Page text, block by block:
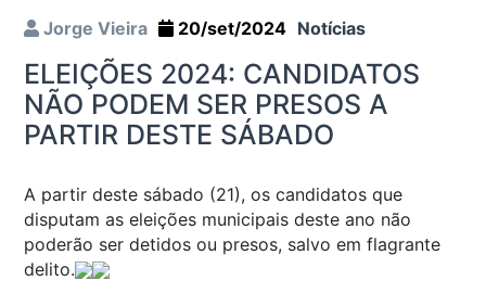
Jorge Vieira 20/set/2024 Notícias
ELEIÇÕES 2024: CANDIDATOS
NÃO PODEM SER PRESOS A
PARTIR DESTE SÁBADO
A partir deste sábado (21), os candidatos que
disputam as eleições municipais deste ano não
poderão ser detidos ou presos, salvo em flagrante
delito.